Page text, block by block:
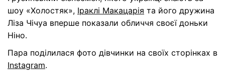
шоу «Холостяк», Іраклі Макацарія та його дружина
Ліза Чічуа вперше показали обличчя своєї доньки
Ніно.
Пара поділилася фото дівчинки на своїх сторінках в
Instagram.